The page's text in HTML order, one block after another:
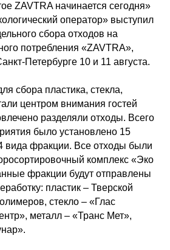
ZAVTRA начинается сегодня»
оператор» выступил
сбора отходов на
потребления «ZAVTRA»,
Петербурге 10 и 11 августа.
сбора пластика, стекла,
центром внимания гостей
разделяли отходы. Всего
было установлено 15
вида фракции. Все отходы были
комплекс «Эко
фракции будут отправлены
пластик – Тверской
стекло – «Глас
металл – «Транс Мет»,